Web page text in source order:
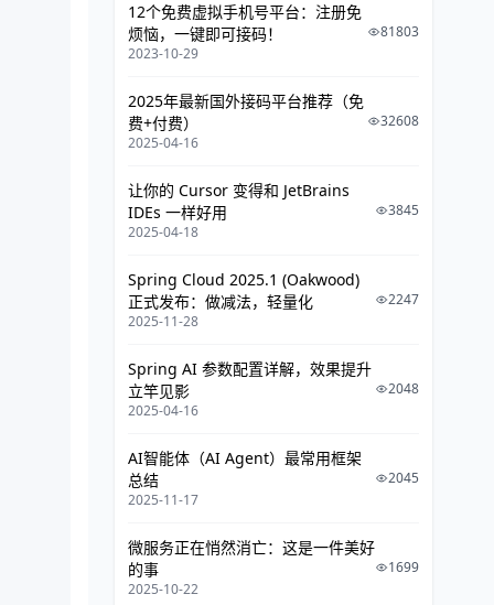
1.1 镜像部署
1.2 扩容
1.3 自愈
1.4 负载均衡
1.6 外网访问
1.7 滚动更新
2. YAML方式部署
2.1 编写yaml文件流程
2.2 Nignx镜像部署：
2.2.1 Deployment配置： 三个部
2.2.2 Service配置文件
12个免费虚拟手机号平台：注册免
烦恼，一键即可接码！
2023-10-29
81803
2025年最新国外接码平台推荐（免
费+付费）
2025-04-16
32608
让你的 Cursor 变得和 JetBrains
IDEs 一样好用
2025-04-18
3845
Spring Cloud 2025.1 (Oakwood)
正式发布：做减法，轻量化
2025-11-28
2247
Spring AI 参数配置详解，效果提升
立竿见影
2025-04-16
2048
AI智能体（AI Agent）最常用框架
总结
2025-11-17
2045
微服务正在悄然消亡：这是一件美好
的事
2025-10-22
1699